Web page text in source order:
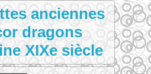
anciennes
dragons
XIXe siècle